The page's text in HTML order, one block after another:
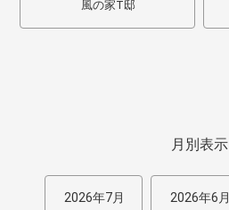
風の家T邸
月別表示
2026年7月 2026年6月